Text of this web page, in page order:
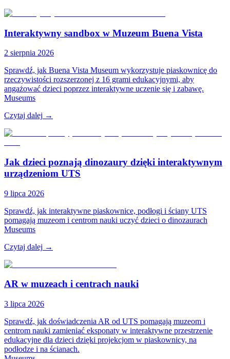
Interaktywny sandbox w Muzeum Buena Vista
2 sierpnia 2026
Sprawdź, jak Buena Vista Museum wykorzystuje piaskownicę do
rzeczywistości rozszerzonej z 16 grami edukacyjnymi, aby
angażować dzieci poprzez interaktywne uczenie się i zabawę.
Museums
Czytaj dalej →
Jak dzieci poznają dinozaury dzięki interaktywnym
urządzeniom UTS
9 lipca 2026
Sprawdź, jak interaktywne piaskownice, podłogi i ściany UTS
pomagają muzeom i centrom nauki uczyć dzieci o dinozaurach
Museums
Czytaj dalej →
AR w muzeach i centrach nauki
3 lipca 2026
Sprawdź, jak doświadczenia AR od UTS pomagają muzeom i
centrom nauki zamieniać eksponaty w interaktywne przestrzenie
edukacyjne dla dzieci dzięki projekcjom w piaskownicy, na
podłodze i na ścianach.